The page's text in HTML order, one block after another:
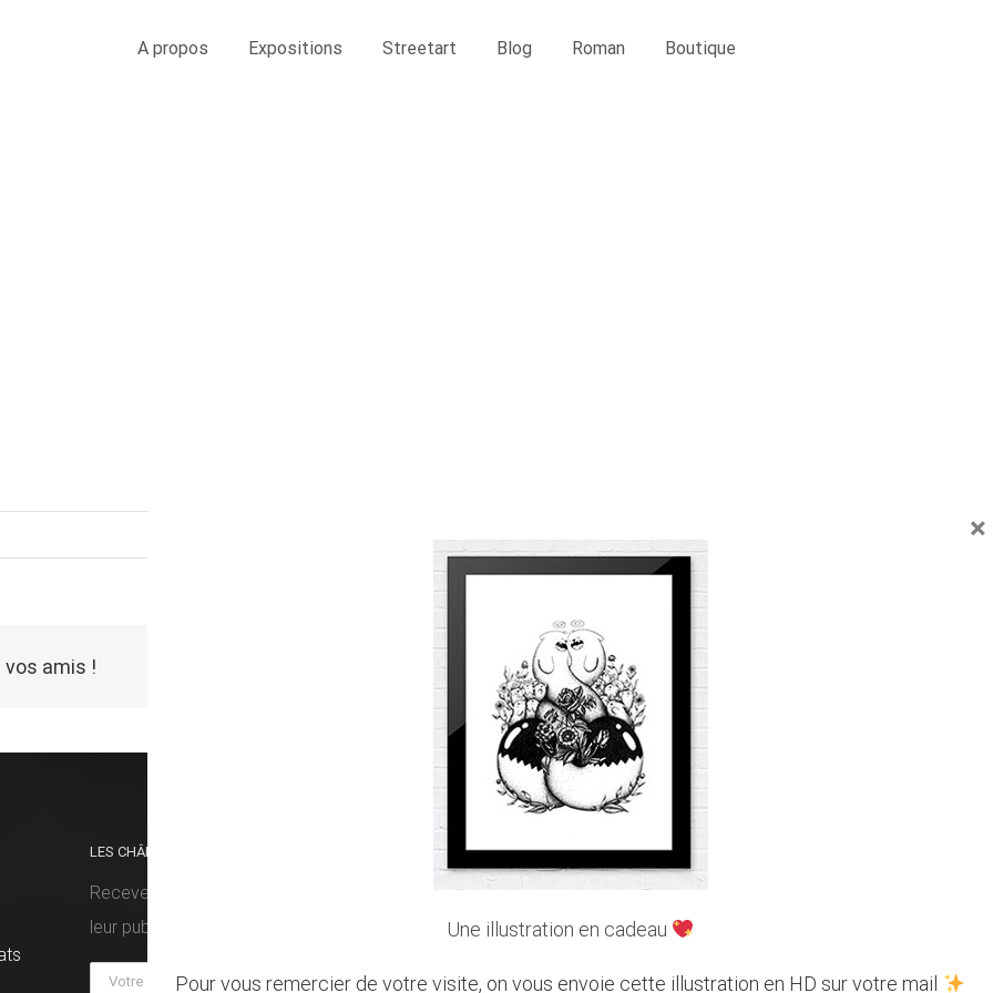
A propos Expositions Streetart Blog Roman Boutique
vos amis ! Facebook
Twitter
LES CHÂMES VOUS FONT DU BIEN ?
Recevez nos prochaines histoires dès
leur publication !
RETROUVEZ-NOUS SUR LES RÉSEAUX
Une illustration en cadeau
Pour vous remercier de votre visite, on vous envoie cette illustration en HD sur votre mail
×